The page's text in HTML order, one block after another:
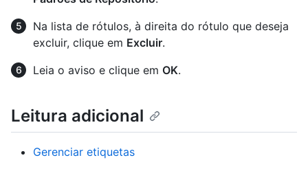
Na lista de rótulos, à direita do rótulo que deseja
excluir, clique em Excluir.
Leia o aviso e clique em OK.
Leitura adicional
Gerenciar etiquetas